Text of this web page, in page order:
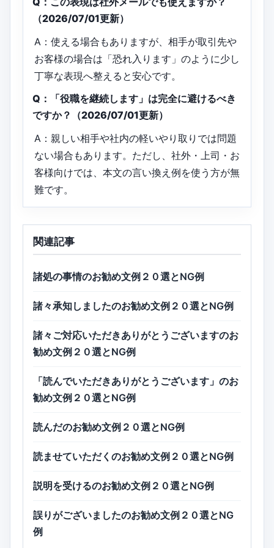
（2026/07/01更新）
A：使える場合もありますが、相手が取引先や
お客様の場合は「恐れ入ります」のように少し
丁寧な表現へ整えると安心です。
Q：「役職を継続します」は完全に避けるべき
ですか？（2026/07/01更新）
A：親しい相手や社内の軽いやり取りでは問題
ない場合もあります。ただし、社外・上司・お
客様向けでは、本文の言い換え例を使う方が無
難です。
関連記事
諸処の事情のお勧め文例２０選とNG例
諸々承知しましたのお勧め文例２０選とNG例
諸々ご対応いただきありがとうございますのお
勧め文例２０選とNG例
「読んでいただきありがとうございます」のお
勧め文例２０選とNG例
読んだのお勧め文例２０選とNG例
読ませていただくのお勧め文例２０選とNG例
説明を受けるのお勧め文例２０選とNG例
誤りがございましたのお勧め文例２０選とNG
例